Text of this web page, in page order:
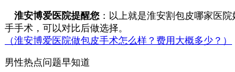
淮安博爱医院提醒您 ：以上就是淮安割包皮哪家医
手手术，可以对比后做选择。
（淮安博爱医院做包皮手术怎么样？费用大概多少？）
男性热点问题早知道